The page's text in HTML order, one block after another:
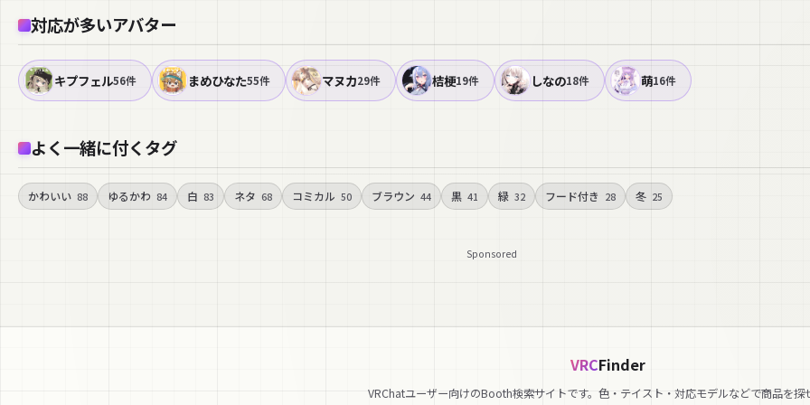
対応が多いアバター
キプフェル56件 まめひなた55件 マヌカ29件 桔梗19件 しなの18件 萌16件
よく一緒に付くタグ
かわいい 88 ゆるかわ 84 白 83 ネタ 68 コミカル 50 ブラウン 44 黒 41 緑 32 フード付き 28 冬 25
Sponsored
VRCFinder
VRChatユーザー向けのBooth検索サイトです。色・テイスト・対応モデルなどで商品を探